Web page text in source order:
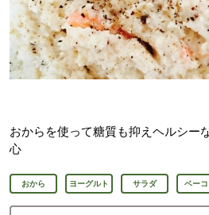
おからを使って糖質も抑えヘルシー
心
おから ヨーグルト サラダ ベー